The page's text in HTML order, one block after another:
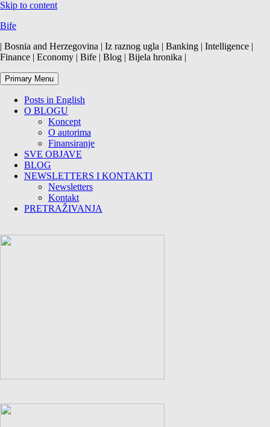
Skip to content
Bife
| Bosnia and Herzegovina | Iz raznog ugla | Banking | Intelligence |
Finance | Economy | Bife | Blog | Bijela hronika |
Primary Menu
Posts in English
O BLOGU
Koncept
O autorima
Finansiranje
SVE OBJAVE
BLOG
NEWSLETTERS I KONTAKTI
Newsletters
Kontakt
PRETRAŽIVANJA